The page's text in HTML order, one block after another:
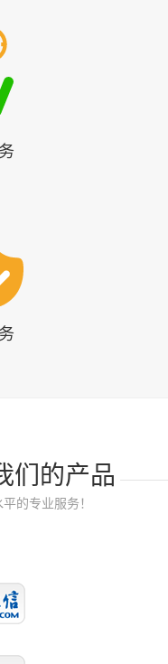
们的产品
的专业服务！